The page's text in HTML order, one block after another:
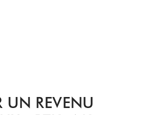
UN REVENU